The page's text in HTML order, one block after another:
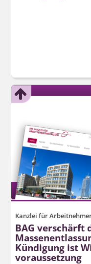
Kanzlei für
BAG verschärft
Kündigung ist
voraussetzung